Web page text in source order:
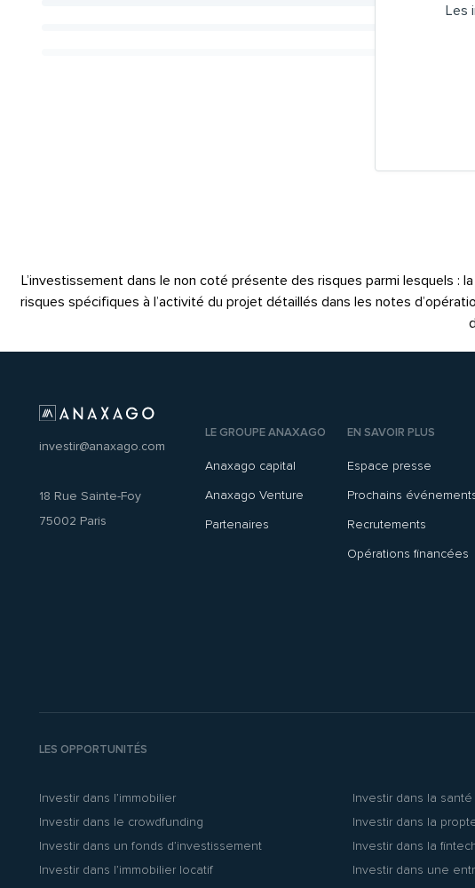
Les
L’investissement dans le non coté présente des risques parmi lesquels :
risques spécifiques à l’activité du projet détaillés dans les notes
investir@anaxago.com
18 Rue Sainte-Foy
75002 Paris
LE GROUPE ANAXAGO
Anaxago capital
Anaxago Venture
Partenaires
EN SAVOIR PLUS
Espace presse
Prochains
Recrutements
Opérations financées
LES OPPORTUNITÉS
Investir dans l’immobilier
Investir dans le crowdfunding
Investir dans un fonds d’investissement
Investir dans l’immobilier locatif
Investir dans la santé
Investir dans la
Investir dans la
Investir dans une